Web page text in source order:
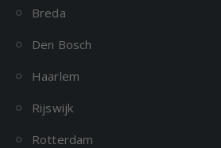
Breda
Den Bosch
Haarlem
Rijswijk
Rotterdam